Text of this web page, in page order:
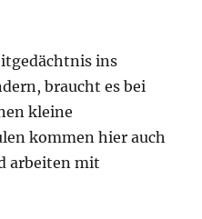
ins
braucht es bei
kleine
kommen hier auch
arbeiten mit